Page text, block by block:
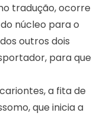
tradução, ocorre
núcleo para o
outros dois
para que
a fita de
que inicia a